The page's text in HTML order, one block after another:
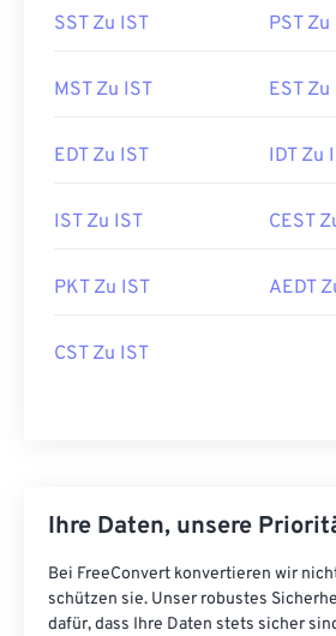
SST Zu IST PST Zu
MST Zu IST EST Zu
EDT Zu IST IDT Zu
IST Zu IST CEST
PKT Zu IST AEDT
CST Zu IST
Ihre Daten, unsere
Bei FreeConvert konvertieren wir
schützen sie. Unser robustes
dafür, dass Ihre Daten stets sicher